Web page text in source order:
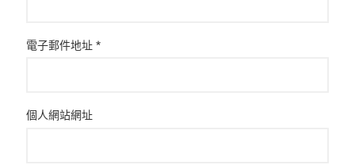
電子郵件地址 *
個人網站網址